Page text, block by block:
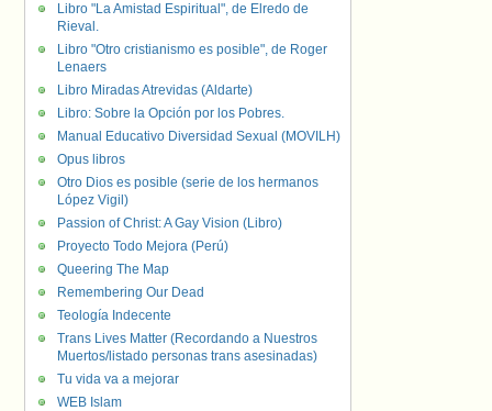
Libro "La Amistad Espiritual", de Elredo de
Rieval.
Libro "Otro cristianismo es posible", de Roger
Lenaers
Libro Miradas Atrevidas (Aldarte)
Libro: Sobre la Opción por los Pobres.
Manual Educativo Diversidad Sexual (MOVILH)
Opus libros
Otro Dios es posible (serie de los hermanos
López Vigil)
Passion of Christ: A Gay Vision (Libro)
Proyecto Todo Mejora (Perú)
Queering The Map
Remembering Our Dead
Teología Indecente
Trans Lives Matter (Recordando a Nuestros
Muertos/listado personas trans asesinadas)
Tu vida va a mejorar
WEB Islam